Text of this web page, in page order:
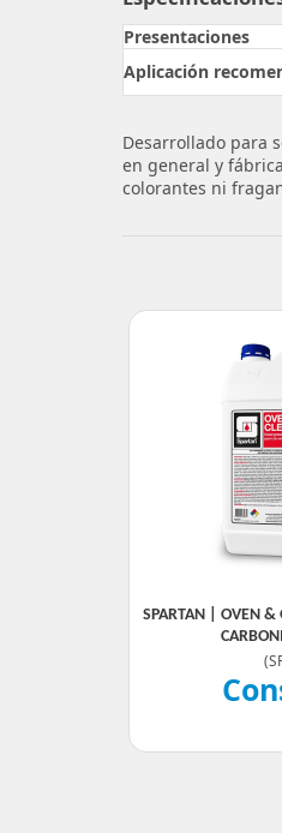
Presentaciones
Aplicación
Desarrollado para
en general y
colorantes ni
SPARTAN | OVEN &
(